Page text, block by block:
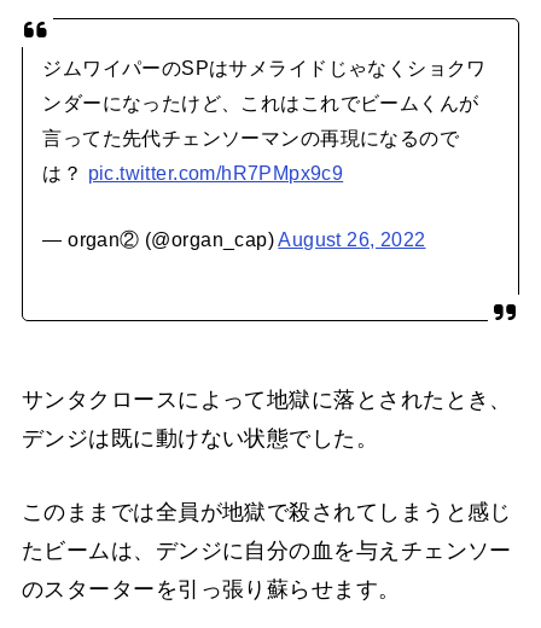
ジムワイパーのSPはサメライドじゃなくショクワ
ンダーになったけど、これはこれでビームくんが
言ってた先代チェンソーマンの再現になるので
は？ pic.twitter.com/hR7PMpx9c9
— organ② (@organ_cap)August 26, 2022
サンタクロースによって地獄に落とされたとき、
デンジは既に動けない状態でした。
このままでは全員が地獄で殺されてしまうと感じ
たビームは、デンジに自分の血を与えチェンソー
のスターターを引っ張り蘇らせます。